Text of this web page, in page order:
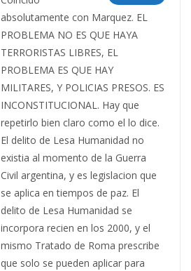
absolutamente con Marquez. EL
PROBLEMA NO ES QUE HAYA
TERRORISTAS LIBRES, EL
PROBLEMA ES QUE HAY
MILITARES, Y POLICIAS PRESOS. ES
INCONSTITUCIONAL. Hay que
repetirlo bien claro como el lo dice.
El delito de Lesa Humanidad no
existia al momento de la Guerra
Civil argentina, y es legislacion que
se aplica en tiempos de paz. El
delito de Lesa Humanidad se
incorpora recien en los 2000, y el
mismo Tratado de Roma prescribe
que solo se pueden aplicar para